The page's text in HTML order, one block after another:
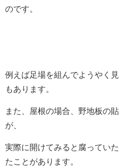
のです。
例えば足場を組んでようやく
もあります。
また、屋根の場合、野地板の
が、
実際に開けてみると腐ってい
たことがあります。